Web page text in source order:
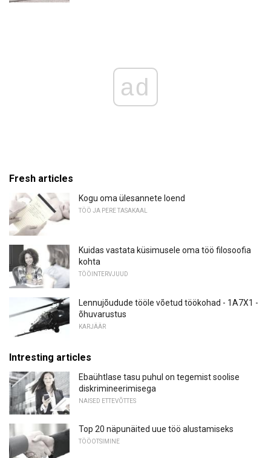
ad
Fresh articles
Kogu oma ülesannete loend
TÖÖ JA PERE TASAKAAL
Kuidas vastata küsimusele oma töö filosoofia
kohta
TÖÖINTERVJUUD
Lennujõudude tööle võetud töökohad - 1A7X1 -
õhuvarustus
KARJÄÄR
Intresting articles
Ebaühtlase tasu puhul on tegemist soolise
diskrimineerimisega
NAISED ETTEVÕTTES
Top 20 näpunäited uue töö alustamiseks
TÖÖOTSIMINE